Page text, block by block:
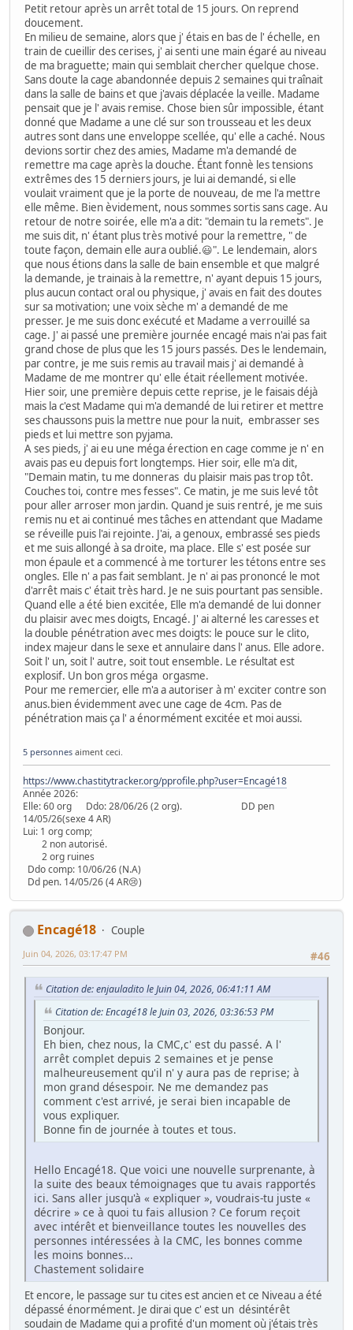
Petit retour après un arrêt total de 15 jours. On reprend
doucement.
En milieu de semaine, alors que j' étais en bas de l' échelle, en
train de cueillir des cerises, j' ai senti une main égaré au niveau
de ma braguette; main qui semblait chercher quelque chose.
Sans doute la cage abandonnée depuis 2 semaines qui traînait
dans la salle de bains et que j'avais déplacée la veille. Madame
pensait que je l' avais remise. Chose bien sûr impossible, étant
donné que Madame a une clé sur son trousseau et les deux
autres sont dans une enveloppe scellée, qu' elle a caché. Nous
devions sortir chez des amies, Madame m'a demandé de
remettre ma cage après la douche. Étant fonnè les tensions
extrêmes des 15 derniers jours, je lui ai demandé, si elle
voulait vraiment que je la porte de nouveau, de me l'a mettre
elle même. Bien èvidement, nous sommes sortis sans cage. Au
retour de notre soirée, elle m'a a dit: "demain tu la remets". Je
me suis dit, n' étant plus très motivé pour la remettre, " de
toute façon, demain elle aura oublié.😃". Le lendemain, alors
que nous étions dans la salle de bain ensemble et que malgré
la demande, je trainais à la remettre, n' ayant depuis 15 jours,
plus aucun contact oral ou physique, j' avais en fait des doutes
sur sa motivation; une voix sèche m' a demandé de me
presser. Je me suis donc exécuté et Madame a verrouillé sa
cage. J' ai passé une première journée encagé mais n'ai pas fait
grand chose de plus que les 15 jours passés. Des le lendemain,
par contre, je me suis remis au travail mais j' ai demandé à
Madame de me montrer qu' elle était réellement motivée.
Hier soir, une première depuis cette reprise, je le faisais déjà
mais la c'est Madame qui m'a demandé de lui retirer et mettre
ses chaussons puis la mettre nue pour la nuit, embrasser ses
pieds et lui mettre son pyjama.
A ses pieds, j' ai eu une méga érection en cage comme je n' en
avais pas eu depuis fort longtemps. Hier soir, elle m'a dit,
"Demain matin, tu me donneras du plaisir mais pas trop tôt.
Couches toi, contre mes fesses". Ce matin, je me suis levé tôt
pour aller arroser mon jardin. Quand je suis rentré, je me suis
remis nu et ai continué mes tâches en attendant que Madame
se réveille puis l'ai rejointe. J'ai, a genoux, embrassé ses pieds
et me suis allongé à sa droite, ma place. Elle s' est posée sur
mon épaule et a commencé à me torturer les tétons entre ses
ongles. Elle n' a pas fait semblant. Je n' ai pas prononcé le mot
d'arrêt mais c' était très hard. Je ne suis pourtant pas sensible.
Quand elle a été bien excitée, Elle m'a demandé de lui donner
du plaisir avec mes doigts, Encagé. J' ai alterné les caresses et
la double pénétration avec mes doigts: le pouce sur le clito,
index majeur dans le sexe et annulaire dans l' anus. Elle adore.
Soit l' un, soit l' autre, soit tout ensemble. Le résultat est
explosif. Un bon gros méga orgasme.
Pour me remercier, elle m'a a autoriser à m' exciter contre son
anus.bien évidemment avec une cage de 4cm. Pas de
pénétration mais ça l' a énormément excitée et moi aussi.
5 personnes aiment ceci.
https://www.chastitytracker.org/pprofile.php?user=Encagé18
Année 2026:
Elle: 60 org Ddo: 28/06/26 (2 org). DD pen
14/05/26(sexe 4 AR)
Lui: 1 org comp;
2 non autorisé.
2 org ruines
Ddo comp: 10/06/26 (N.A)
Dd pen. 14/05/26 (4 AR😢)
Encagé18
Couple
#46
Juin 04, 2026, 03:17:47 PM
Citation de: enjauladito le Juin 04, 2026, 06:41:11 AM
Citation de: Encagé18 le Juin 03, 2026, 03:36:53 PM
Bonjour.
Eh bien, chez nous, la CMC,c' est du passé. A l'
arrêt complet depuis 2 semaines et je pense
malheureusement qu'il n' y aura pas de reprise; à
mon grand désespoir. Ne me demandez pas
comment c'est arrivé, je serai bien incapable de
vous expliquer.
Bonne fin de journée à toutes et tous.
Hello Encagé18. Que voici une nouvelle surprenante, à
la suite des beaux témoignages que tu avais rapportés
ici. Sans aller jusqu'à « expliquer », voudrais-tu juste «
décrire » ce à quoi tu fais allusion ? Ce forum reçoit
avec intérêt et bienveillance toutes les nouvelles des
personnes intéressées à la CMC, les bonnes comme
les moins bonnes...
Chastement solidaire
Et encore, le passage sur tu cites est ancien et ce Niveau a été
dépassé énormément. Je dirai que c' est un désintérêt
soudain de Madame qui a profité d'un moment où j'étais très